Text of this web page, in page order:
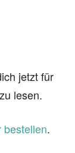
jetzt für
lesen.
bestellen.